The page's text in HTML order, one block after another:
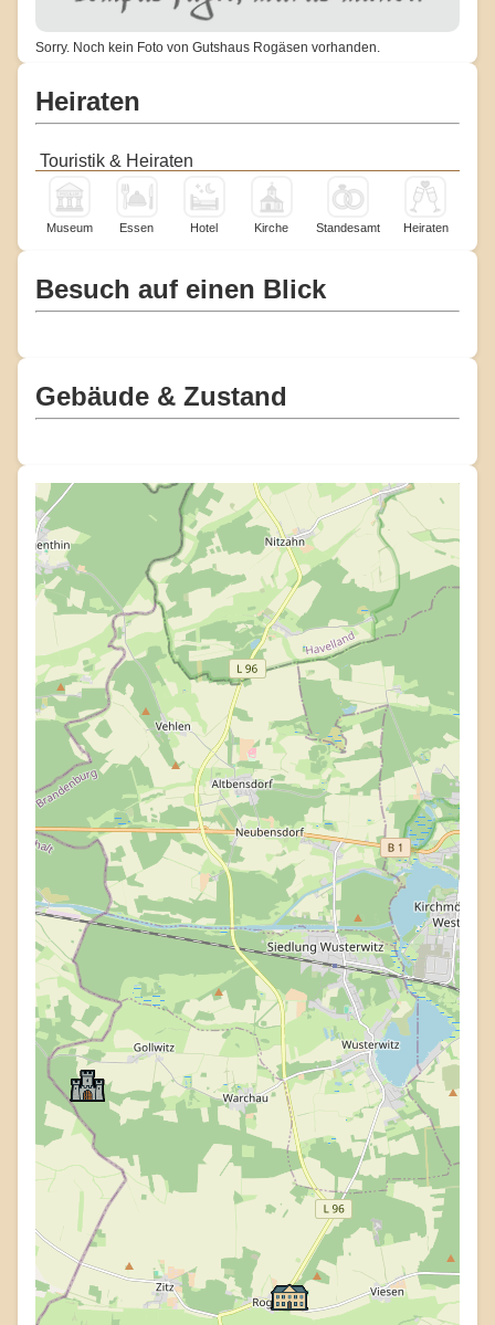
Sorry. Noch kein Foto von Gutshaus Rogäsen vorhanden.
Heiraten
Touristik & Heiraten
Museum Essen Hotel Kirche Standesamt Heiraten
Besuch auf einen Blick
Gebäude & Zustand